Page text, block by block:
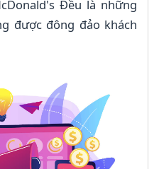
Đều là những
được đông đảo khách